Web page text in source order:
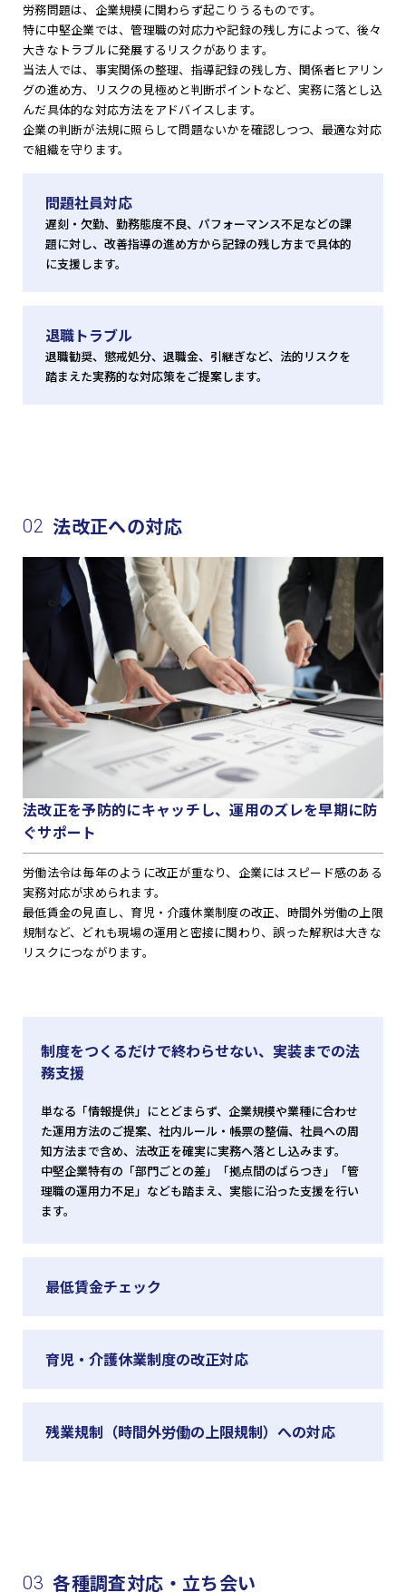
労務問題は、企業規模に関わらず起こりうるものです。
特に中堅企業では、管理職の対応力や記録の残し方によって、後々
大きなトラブルに発展するリスクがあります。
当法人では、事実関係の整理、指導記録の残し方、関係者ヒアリン
グの進め方、リスクの見極めと判断ポイントなど、実務に落とし込
んだ具体的な対応方法をアドバイスします。
企業の判断が法規に照らして問題ないかを確認しつつ、最適な対応
で組織を守ります。
問題社員対応
遅刻・欠勤、勤務態度不良、パフォーマンス不足などの課
題に対し、改善指導の進め方から記録の残し方まで具体的
に支援します。
退職トラブル
退職勧奨、懲戒処分、退職金、引継ぎなど、法的リスクを
踏まえた実務的な対応策をご提案します。
02 法改正への対応
法改正を予防的にキャッチし、運用のズレを早期に防
ぐサポート
労働法令は毎年のように改正が重なり、企業にはスピード感のある
実務対応が求められます。
最低賃金の見直し、育児・介護休業制度の改正、時間外労働の上限
規制など、どれも現場の運用と密接に関わり、誤った解釈は大きな
リスクにつながります。
制度をつくるだけで終わらせない、実装までの法
務支援
単なる「情報提供」にとどまらず、企業規模や業種に合わせ
た運用方法のご提案、社内ルール・帳票の整備、社員への周
知方法まで含め、法改正を確実に実務へ落とし込みます。
中堅企業特有の「部門ごとの差」「拠点間のばらつき」「管
理職の運用力不足」なども踏まえ、実態に沿った支援を行い
ます。
最低賃金チェック
育児・介護休業制度の改正対応
残業規制（時間外労働の上限規制）への対応
03 各種調査対応・立ち会い